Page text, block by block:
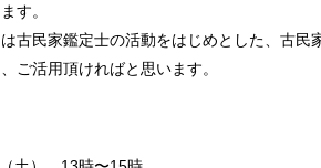
す。
古民家鑑定士の活動をはじめとした、古民
ご活用頂ければと思います。